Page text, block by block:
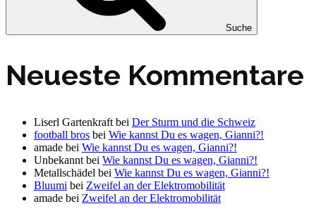
Suche
Neueste Kommentare
Liserl Gartenkraft bei Der Sturm und die Schweiz
football bros bei Wie kannst Du es wagen, Gianni?!
amade bei Wie kannst Du es wagen, Gianni?!
Unbekannt bei Wie kannst Du es wagen, Gianni?!
Metallschädel bei Wie kannst Du es wagen, Gianni?!
Bluumi bei Zweifel an der Elektromobilität
amade bei Zweifel an der Elektromobilität